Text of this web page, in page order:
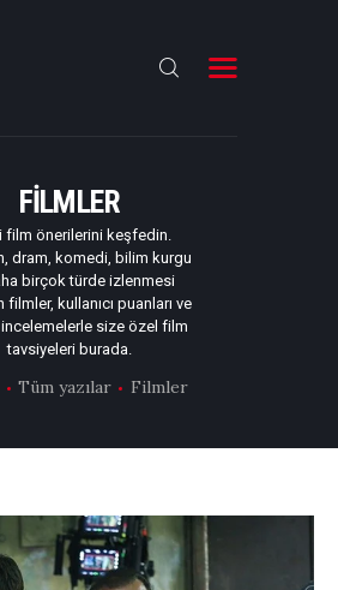
FILMLER
film önerilerini keşfedin.
dram, komedi, bilim kurgu
birçok türde izlenmesi
filmler, kullanıcı puanları ve
incelemelerle size özel film
tavsiyeleri burada.
Tüm yazılar Filmler